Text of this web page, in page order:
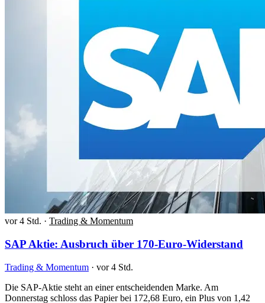
vor 4 Std. · Trading & Momentum
SAP Aktie: Ausbruch über 170-Euro-Widerstand
Trading & Momentum · vor 4 Std.
Die SAP-Aktie steht an einer entscheidenden Marke. Am
Donnerstag schloss das Papier bei 172,68 Euro, ein Plus von 1,42